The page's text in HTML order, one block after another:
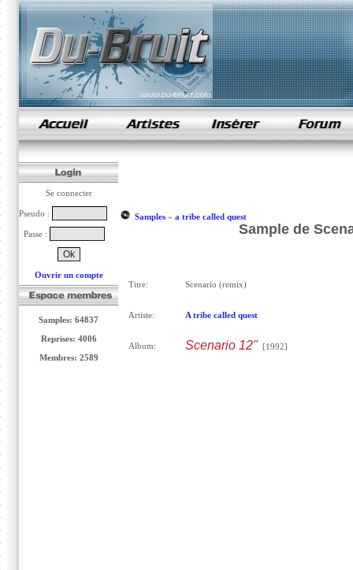
samples de rap
Se connecter
Pseudo :
Passe :
Ouvrir un compte
Samples: 64837
Reprises: 4006
Membres: 2589
Samples» a tribe called quest
Sample de
Titre: Scenario (remix)
Artiste: A tribe called quest
Album: Scenario 12" [1992]